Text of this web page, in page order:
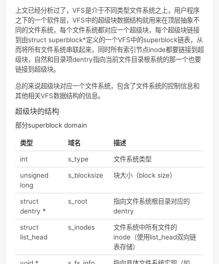
内核为每一个已挂载的文件系统分配一个超级块，所有超级块
组成一个链表，作为构成VFS的一部分存在。所有超级块用双
环列表的方式链接在一起，每个具体的文件系统都需要提供这
级块操作的具体实现，超级块操作可以实现文件系统的挂载、
载、读写inode节点等等。
值得一提的是
求每个文件系统都要根据superblock里给出的函数接口（C中
用户呈现出下文中那些VFS可以处理的系统调用，达到了抽象
者中间层的效果。
超级块的作用
保存了文件系统的各种信息以及可以对其执行的操作。超级块
构在下面的表里，可以更清楚地发现超级块用来存储文件系统
制信息，包含了文件系统类型、状态、块大小、VFS的目录项
息、VFS索引节点信息，以及包含了对文件系统操作函数的函
针等，存放于磁盘的特定扇区。
上文已经分析过了，VFS是介于不同类型文件系统之上，用户
之下的一个软件层，VFS中的超级块数据结构就用来在顶层抽
同的文件系统，每个文件系统都对应一个超级块，每个超级块
到由struct superblock*定义的一个VFS中的superblock链表